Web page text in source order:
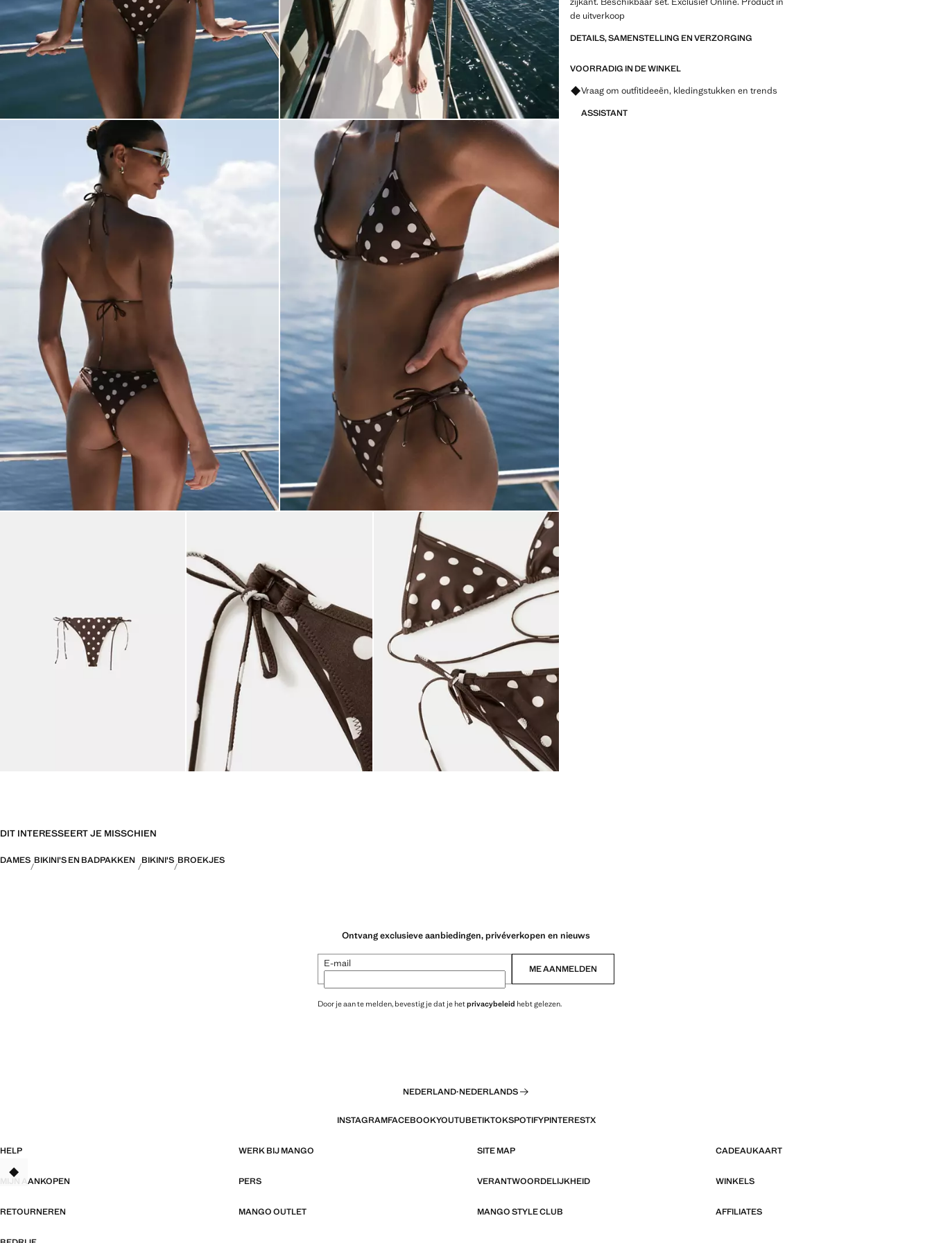
de uitverkoop
DETAILS, SAMENSTELLING EN VERZORGING
VOORRADIG IN DE WINKEL
Vraag om outfitideeën, kledingstukken en trends
ASSISTANT
DIT INTERESSEERT JE MISSCHIEN
DAMES BIKINI’S EN BADPAKKEN BIKINI'S BROEKJES
Ontvang exclusieve aanbiedingen, privéverkopen en nieuws
E-mail ME AANMELDEN
Door je aan te melden, bevestig je dat je hetprivacybeleid hebt gelezen.
NEDERLAND·NEDERLANDS
INSTAGRAMFACEBOOKYOUTUBETIKTOKSPOTIFYPINTERESTX
HELP WERK BIJ MANGO SITE MAP CADEAUKAART
MIJN AANKOPEN PERS VERANTWOORDELIJKHEID WINKELS
RETOURNEREN MANGO OUTLET MANGO STYLE CLUB AFFILIATES